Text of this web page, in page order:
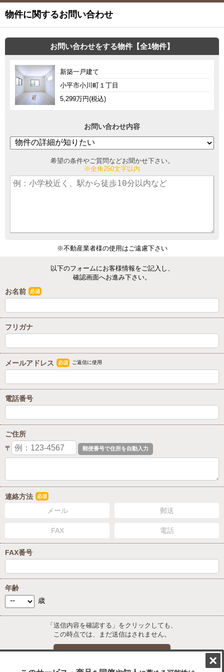
物件に関するお問い合わせ
お問い合わせをする物件【全1物件】
新築一戸建て
小平市小川町１丁目
5,299万円(税込)
お問い合わせ内容
希望の条件やご質問などお聞かせ下さい。
※全角250文字以内
※不動産業者様の使用はご遠慮下さい
以下のフォームにお客様情報をご記入し、
確認画面へお進み下さい。
お名前 必須
フリガナ
メールアドレス 必須 ご返信に使用
電話番号
ご住所
〒
連絡方法 必須
メール 郵送
FAX 電話
FAX番号
年齢
歳
「送信内容を確認する」をクリックしても、
この時点では、まだ送信はされません。